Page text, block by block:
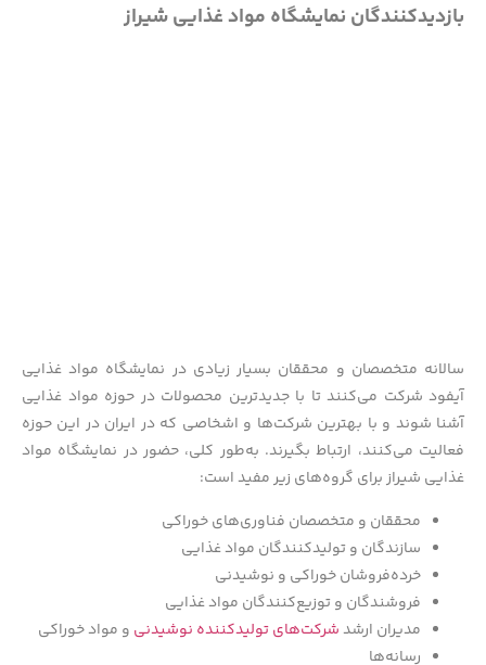
بازدیدکنندگان نمایشگاه مواد غذایی شیراز
سالانه متخصصان و محققان بسیار زیادی در نمایشگاه مواد غذایی
آیفود شرکت می‌کنند تا با جدیدترین محصولات در حوزه مواد غذایی
آشنا شوند و با بهترین شرکت‌ها و اشخاصی که در ایران در این حوزه
فعالیت می‌کنند، ارتباط بگیرند. به‌طور کلی، حضور در نمایشگاه مواد
غذایی شیراز برای گروه‌های زیر مفید است:
محققان و متخصصان فناوری‌های خوراکی
سازندگان و تولیدکنندگان مواد غذایی
خرده‌فروشان خوراکی و نوشیدنی
فروشندگان و توزیع‌کنندگان مواد غذایی
مدیران ارشدشرکت‌های تولیدکننده نوشیدنی و مواد خوراکی
رسانه‌ها